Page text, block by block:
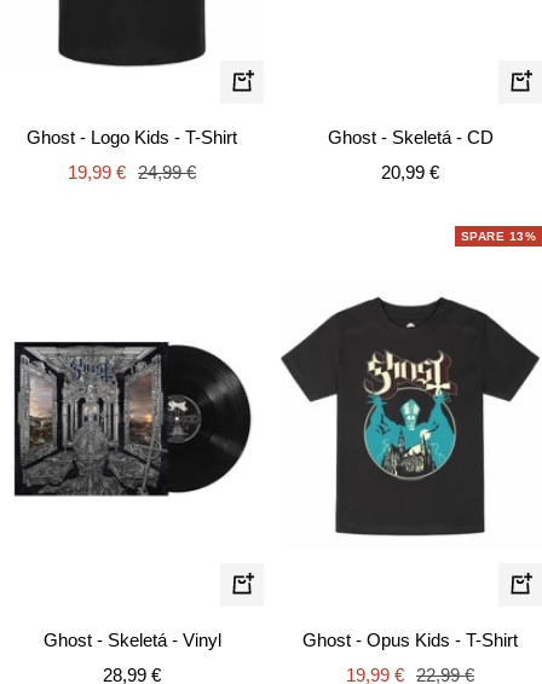
Schnellansicht
Ghost - Logo Kids - T-Shirt
Angebotspreis
19,99 € Regulärer
24,99 €
In
Ghost - Skeletá - CD
Angebotspreis
20,99 €
In
Ghost - Skeletá - Vinyl
Angebotspreis
28,99 €
SPARE 13%
Ghost - Opus Kids - T-Shirt
Angebotspreis
19,99 € Regulärer
22,99 €